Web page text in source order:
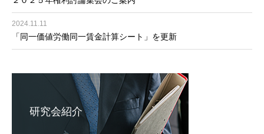
2024.11.11
「同一価値労働同一賃金計算シート」を更新
研究会紹介